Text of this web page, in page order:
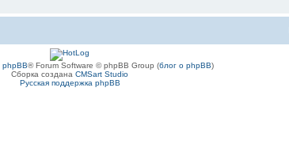
phpBB® Forum Software © phpBB Group (блог о phpBB)
Сборка создана CMSart Studio
Русская поддержка phpBB